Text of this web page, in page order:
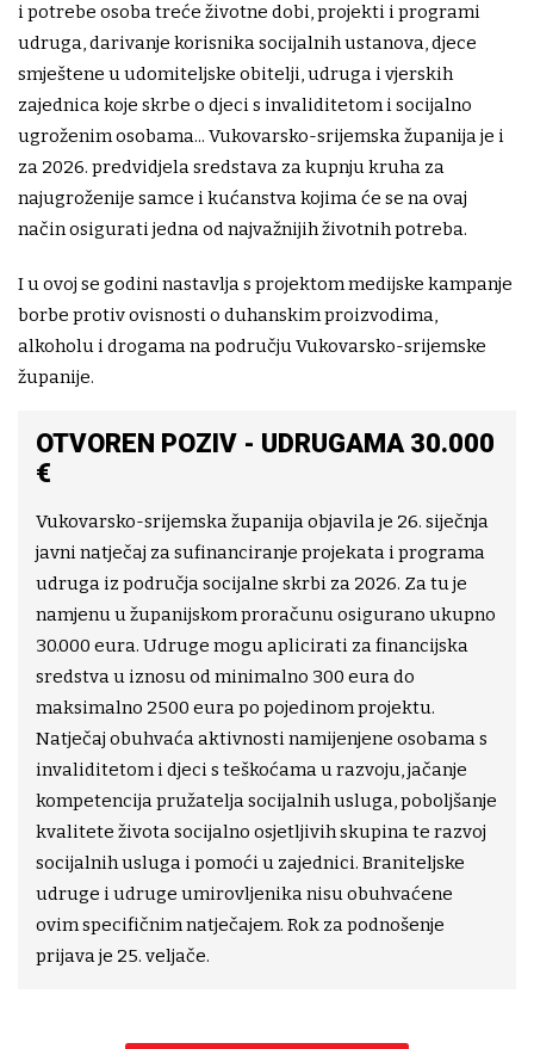
i potrebe osoba treće životne dobi, projekti i programi
udruga, darivanje korisnika socijalnih ustanova, djece
smještene u udomiteljske obitelji, udruga i vjerskih
zajednica koje skrbe o djeci s invaliditetom i socijalno
ugroženim osobama... Vukovarsko-srijemska županija je i
za 2026. predvidjela sredstava za kupnju kruha za
najugroženije samce i kućanstva kojima će se na ovaj
način osigurati jedna od najvažnijih životnih potreba.
I u ovoj se godini nastavlja s projektom medijske kampanje
borbe protiv ovisnosti o duhanskim proizvodima,
alkoholu i drogama na području Vukovarsko-srijemske
županije.
OTVOREN POZIV - UDRUGAMA 30.000
€
Vukovarsko-srijemska županija objavila je 26. siječnja
javni natječaj za sufinanciranje projekata i programa
udruga iz područja socijalne skrbi za 2026. Za tu je
namjenu u županijskom proračunu osigurano ukupno
30.000 eura. Udruge mogu aplicirati za financijska
sredstva u iznosu od minimalno 300 eura do
maksimalno 2500 eura po pojedinom projektu.
Natječaj obuhvaća aktivnosti namijenjene osobama s
invaliditetom i djeci s teškoćama u razvoju, jačanje
kompetencija pružatelja socijalnih usluga, poboljšanje
kvalitete života socijalno osjetljivih skupina te razvoj
socijalnih usluga i pomoći u zajednici. Braniteljske
udruge i udruge umirovljenika nisu obuhvaćene
ovim specifičnim natječajem. Rok za podnošenje
prijava je 25. veljače.